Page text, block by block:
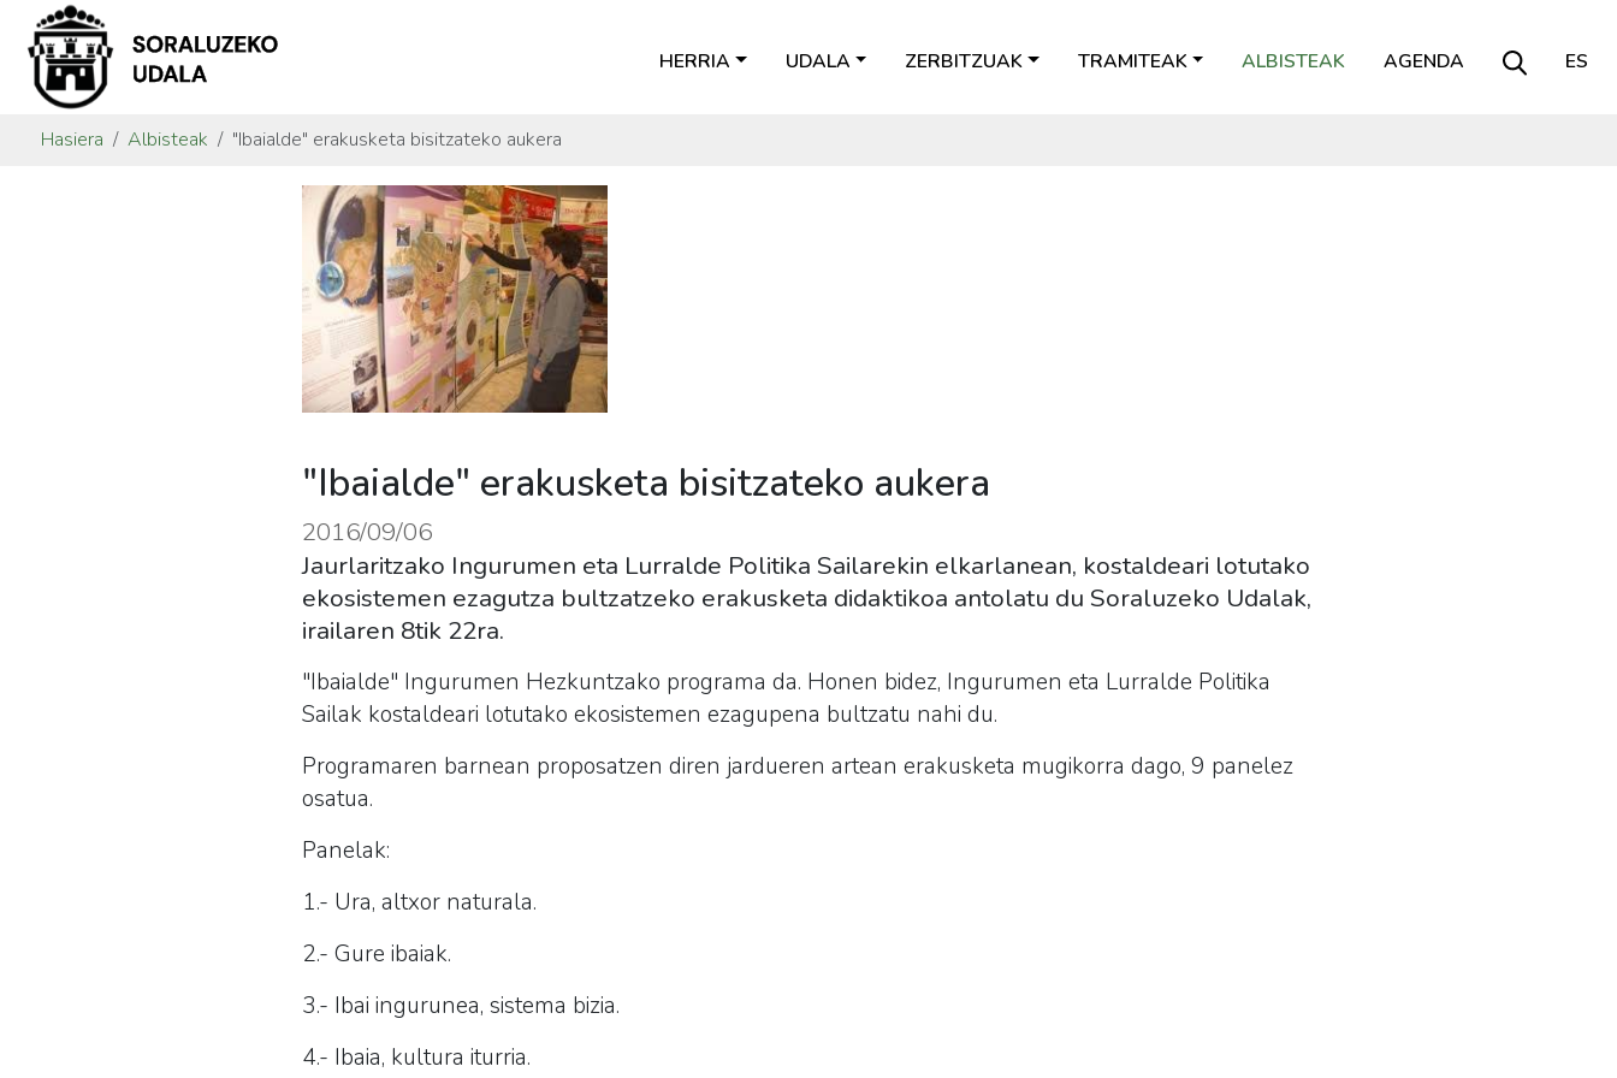
HERRIA UDALA ZERBITZUAK TRAMITEAK ALBISTEAK AGENDA ES
Hasiera Albisteak "Ibaialde" erakusketa bisitzateko aukera
"Ibaialde" erakusketa bisitzateko aukera
2016/09/06
Jaurlaritzako Ingurumen eta Lurralde Politika Sailarekin elkarlanean, kostaldeari lotutako
ekosistemen ezagutza bultzatzeko erakusketa didaktikoa antolatu du Soraluzeko Udalak,
irailaren 8tik 22ra.
"Ibaialde" Ingurumen Hezkuntzako programa da. Honen bidez, Ingurumen eta Lurralde Politika
Sailak kostaldeari lotutako ekosistemen ezagupena bultzatu nahi du.
Programaren barnean proposatzen diren jardueren artean erakusketa mugikorra dago, 9 panelez
osatua.
Panelak:
1.- Ura, altxor naturala.
2.- Gure ibaiak.
3.- Ibai ingurunea, sistema bizia.
4.- Ibaia, kultura iturria.